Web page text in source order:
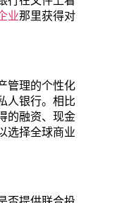
业那里获得对
管理的个性化
人银行。相比
的融资、现金
选择全球商业